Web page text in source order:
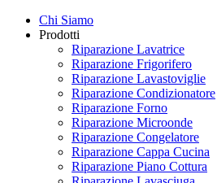
Chi Siamo
Prodotti
Riparazione Lavatrice
Riparazione Frigorifero
Riparazione Lavastoviglie
Riparazione Condizionatore
Riparazione Forno
Riparazione Microonde
Riparazione Congelatore
Riparazione Cappa Cucina
Riparazione Piano Cottura